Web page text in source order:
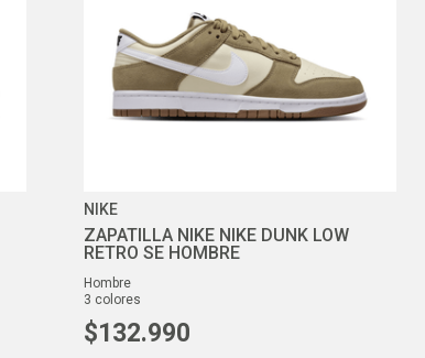
NIKE
ZAPATILLA NIKE NIKE DUNK LOW
RETRO SE HOMBRE
hombre
3 colores
$132.990